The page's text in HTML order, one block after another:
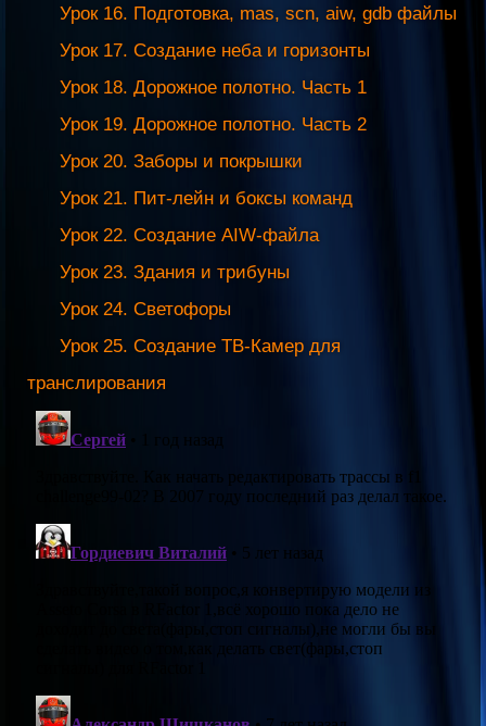
Урок 16. Подготовка, mas, scn, aiw, gdb файлы
Урок 17. Создание неба и горизонты
Урок 18. Дорожное полотно. Часть 1
Урок 19. Дорожное полотно. Часть 2
Урок 20. Заборы и покрышки
Урок 21. Пит-лейн и боксы команд
Урок 22. Создание AIW-файла
Урок 23. Здания и трибуны
Урок 24. Светофоры
Урок 25. Создание ТВ-Камер для
транслирования